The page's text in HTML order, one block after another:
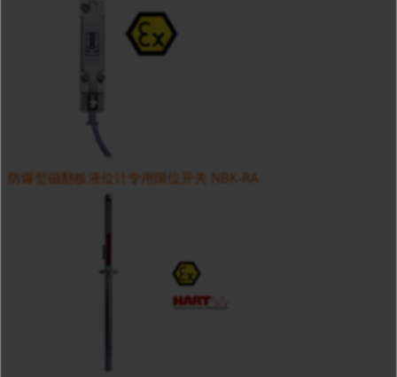
防爆型磁翻板液位计专用限位开关 NBK-RA